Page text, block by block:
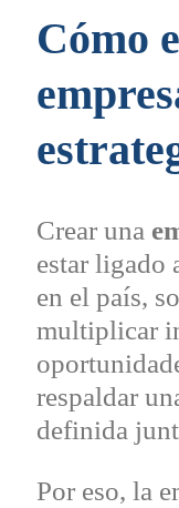
Cómo
Crear una
estar ligado
en el país,
multiplicar
respaldar
definida
Por eso, la